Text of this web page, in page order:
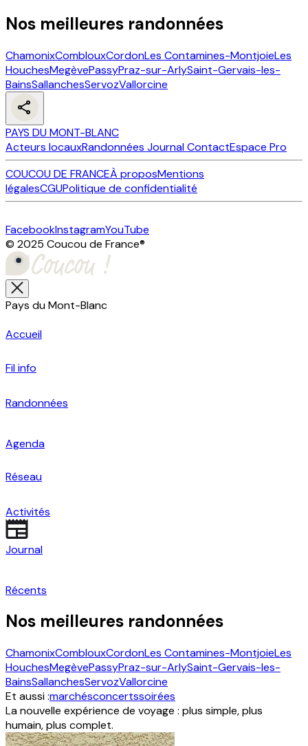
Nos meilleures randonnées
ChamonixComblouxCordonLes Contamines-MontjoieLes
HouchesMegèvePassyPraz-sur-ArlySaint-Gervais-les-
BainsSallanchesServozVallorcine
PAYS DU MONT-BLANC
Acteurs locauxRandonnées JournalContactEspace Pro
COUCOU DE FRANCEÀ proposMentions
légalesCGUPolitique de confidentialité
FacebookInstagramYouTube
© 2025 Coucou de France®
Pays du Mont-Blanc
Accueil
Fil info
Randonnées
Agenda
Réseau
Activités
Journal
Récents
Nos meilleures randonnées
ChamonixComblouxCordonLes Contamines-MontjoieLes
HouchesMegèvePassyPraz-sur-ArlySaint-Gervais-les-
BainsSallanchesServozVallorcine
Et aussi :marchésconcertssoirées
La nouvelle expérience de voyage : plus simple, plus
humain, plus complet.